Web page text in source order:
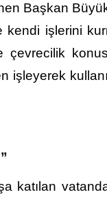
Başkan
kendi işlerini
çevrecilik
işleyerek
katılan